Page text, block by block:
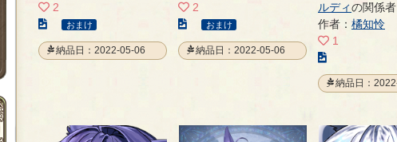
2
こ
の
イ
おまけ
納品日：2022-05-06
2
こ
の
イ
の
おまけ
納品日：2022-05-06
ルディの関係者
作者： 橘知怜
1
の
イ
ス
納品日：